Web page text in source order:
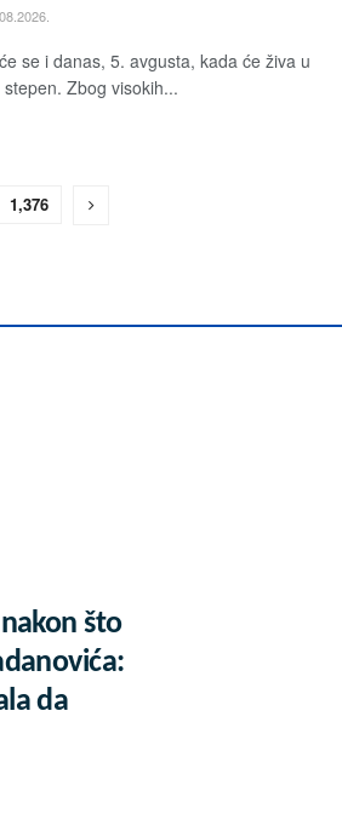
se i danas, 5. avgusta, kada će živa u
Zbog visokih...
1,376
što
da